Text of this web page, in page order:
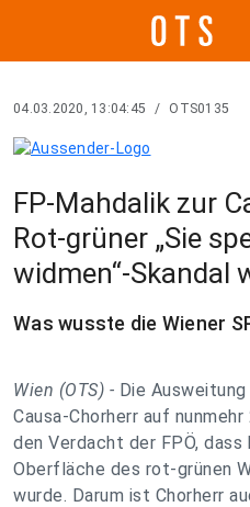
04.03.2020, 13:04:45 / OTS0135
FP-Mahdalik zur
Rot-grüner „Sie
widmen“-Skandal
Was wusste die Wiener
Wien (OTS) - Die
Causa-Chorherr auf
den Verdacht der FPÖ, dass
Oberfläche des rot-grünen
wurde. Darum ist Chorherr